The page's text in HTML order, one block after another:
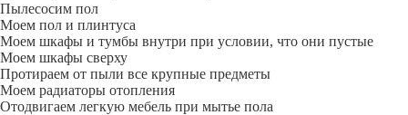
Пылесосим пол
Моем пол и плинтуса
Моем шкафы и тумбы внутри при условии, что они пустые
Моем шкафы сверху
Протираем от пыли все крупные предметы
Моем радиаторы отопления
Отодвигаем легкую мебель при мытье пола